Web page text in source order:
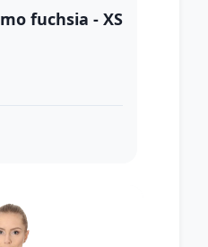
fuchsia - XS